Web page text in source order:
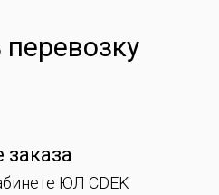
заказа
ЮЛ CDEK